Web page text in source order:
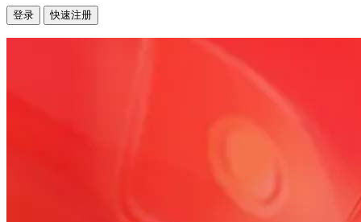
登录 快速注册